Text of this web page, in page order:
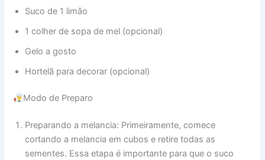
Suco de 1 limão
1 colher de sopa de mel (opcional)
Gelo a gosto
Hortelã para decorar (opcional)
Modo de Preparo
Preparando a melancia: Primeiramente, comece
cortando a melancia em cubos e retire todas as
sementes. Essa etapa é importante para que o suco